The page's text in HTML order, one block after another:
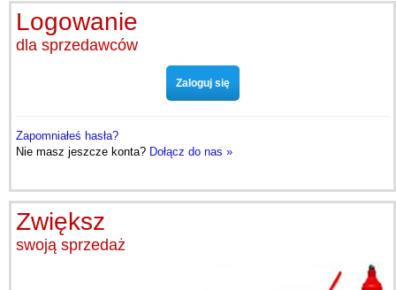
Logowanie
dla sprzedawców
Zaloguj się
Zapomniałeś hasła?
Nie masz jeszcze konta? Dołącz do nas »
Zwiększ
swoją sprzedaż